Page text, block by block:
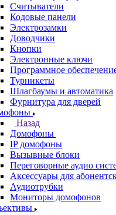
Считыватели
Кодовые панели
Электрозамки
Доводчики
Кнопки
Электронные ключи
Программное
Турникеты
Шлагбаумы и автоматика
Фурнитура для дверей
Назад
Домофоны
IP домофоны
Вызывные блоки
Переговорные аудио
Аксессуары для
Аудиотрубки
Мониторы домофонов